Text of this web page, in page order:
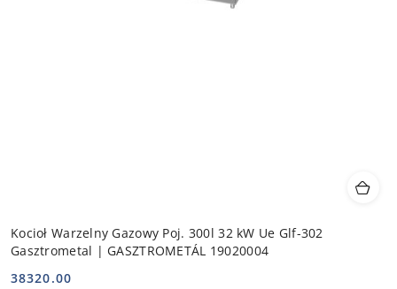
Kocioł Warzelny Gazowy Poj. 300l 32 kW Ue Glf-302
Gasztrometal | GASZTROMETÁL 19020004
38320.00